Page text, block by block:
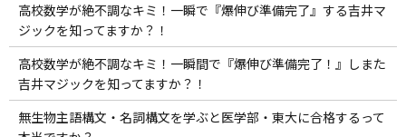
高校数学が絶不調なキミ！一瞬で『爆伸び準備完了』する吉井マ
ジックを知ってますか？！
高校数学が絶不調なキミ！一瞬間で『爆伸び準備完了！』しまた
吉井マジックを知ってますか？！
無生物主語構文・名詞構文を学ぶと医学部・東大に合格するって